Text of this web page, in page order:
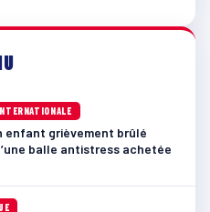
enfant grièvement brûlé
balle antistress achetée